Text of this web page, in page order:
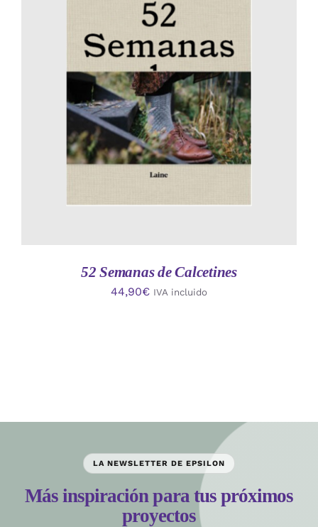
AÑADIR AL CARRITO
/
DETALLES
52 Semanas de Calcetines
44,90€ IVA incluido
LA NEWSLETTER DE EPSILON
Más inspiración para tus próximos
proyectos